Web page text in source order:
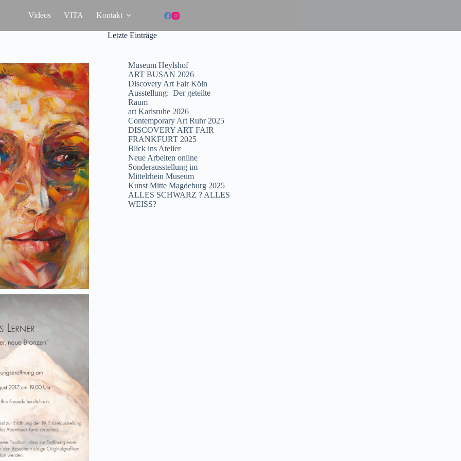
Videos VITA Kontakt
Letzte Einträge
Museum Heylshof
ART BUSAN 2026
Discovery Art Fair Köln
Ausstellung: Der geteilte
Raum
art Karlsruhe 2026
Contemporary Art Ruhr 2025
DISCOVERY ART FAIR
FRANKFURT 2025
Blick ins Atelier
Neue Arbeiten online
Sonderausstellung im
Mittelrhein Museum
Kunst Mitte Magdeburg 2025
ALLES SCHWARZ ? ALLES
WEISS?